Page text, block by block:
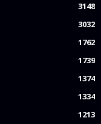
3148
3032
1762
1739
1374
1334
1213